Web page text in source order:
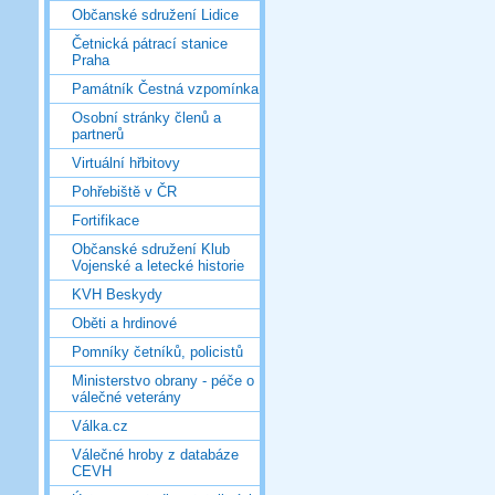
Občanské sdružení Lidice
Četnická pátrací stanice
Praha
Památník Čestná vzpomínka
Osobní stránky členů a
partnerů
Virtuální hřbitovy
Pohřebiště v ČR
Fortifikace
Občanské sdružení Klub
Vojenské a letecké historie
KVH Beskydy
Oběti a hrdinové
Pomníky četníků, policistů
Ministerstvo obrany - péče o
válečné veterány
Válka.cz
Válečné hroby z databáze
CEVH